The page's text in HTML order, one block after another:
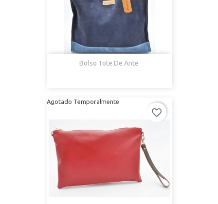
Bolso Tote De Ante
Agotado Temporalmente
favorite_border